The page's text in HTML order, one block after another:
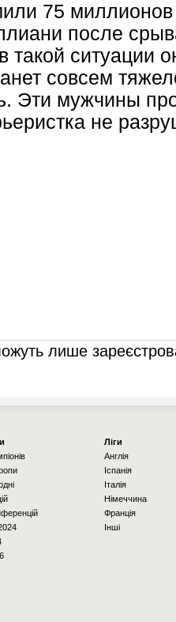
75
после
такой ситуации
совсем
Эти мужчины
не
лише
Ліги
Англія
Іспанія
Італія
Німеччина
Франція
Інші